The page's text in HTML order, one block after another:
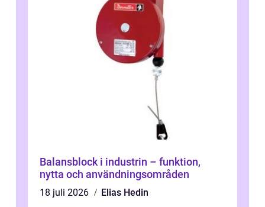
Balansblock i industrin – funktion,
nytta och användningsområden
18 juli 2026
Elias Hedin